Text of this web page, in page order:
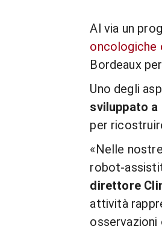
Al via un
oncologiche
Bordeaux
Uno degli
sviluppato
per
«Nelle
robot-
direttore
attività